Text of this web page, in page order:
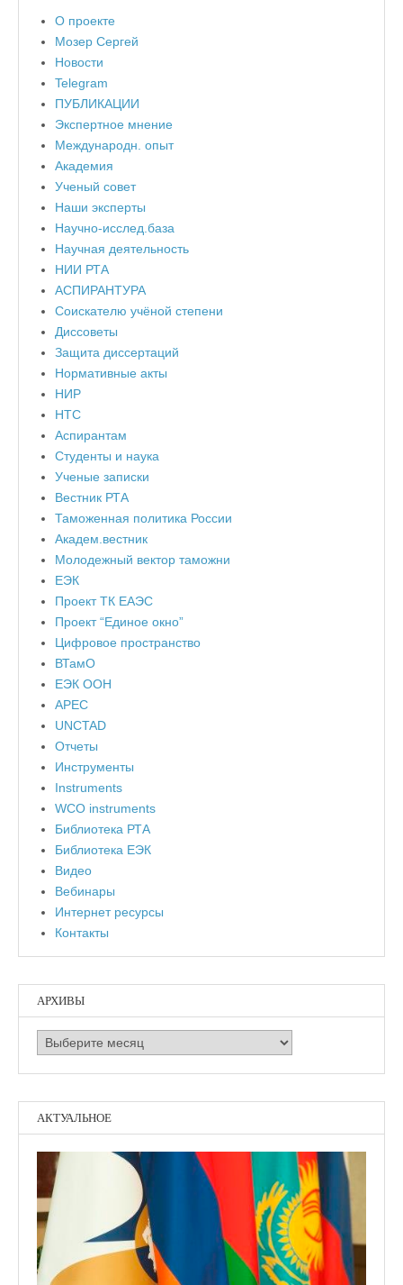
О проекте
Мозер Сергей
Новости
Telegram
ПУБЛИКАЦИИ
Экспертное мнение
Международн. опыт
Академия
Ученый совет
Наши эксперты
Научно-исслед.база
Научная деятельность
НИИ РТА
АСПИРАНТУРА
Соискателю учёной степени
Диссоветы
Защита диссертаций
Нормативные акты
НИР
НТС
Аспирантам
Студенты и наука
Ученые записки
Вестник РТА
Таможенная политика России
Академ.вестник
Молодежный вектор таможни
ЕЭК
Проект ТК ЕАЭС
Проект “Единое окно”
Цифровое пространство
ВТамО
ЕЭК ООН
APEC
UNCTAD
Отчеты
Инструменты
Instruments
WCO instruments
Библиотека РТА
Библиотека ЕЭК
Видео
Вебинары
Интернет ресурсы
Контакты
АРХИВЫ
Архивы
АКТУАЛЬНОЕ